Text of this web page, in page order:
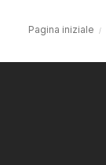
Pagina iniziale